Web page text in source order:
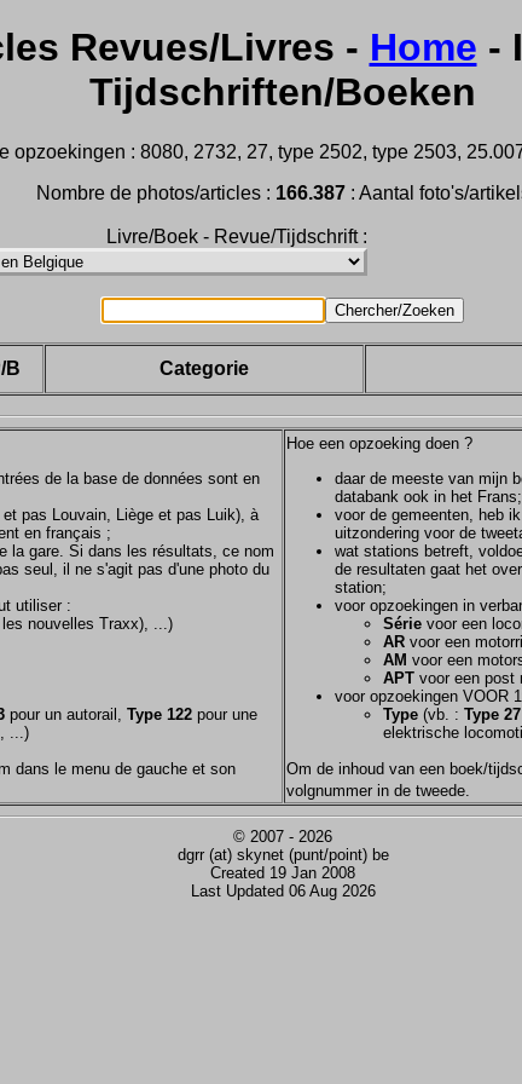
Revues/Livres - Home -
Tijdschriften/Boeken
opzoekingen : 8080, 2732, 27, type 2502, type 2503,
Nombre de photos/articles : 166.387: Aantal foto's/
Livre/Boek - Revue/Tijdschrift :
B Categorie
de la base de données sont en
pas Louvain, Liège et pas Luik), à
en français ;
la gare. Si dans les résultats, ce nom
seul, il ne s'agit pas d'une photo du
utiliser :
les nouvelles Traxx), ...)
pour un autorail, Type 122 pour une
...)
dans le menu de gauche et son
Hoe een opzoeking doen ?
daar de meeste van mijn
databank ook in het Frans;
voor de gemeenten, heb
uitzondering voor de
wat stations betreft,
de resultaten gaat het
station;
voor opzoekingen in
Série voor een
AR voor een
AM voor een
APT voor een post
voor opzoekingen VOOR
Type (vb. : Type 27
elektrische
Om de inhoud van een boek/
volgnummer in de tweede.
© 2007 - 2026
dgrr (at) skynet (punt/point) be
Created 19 Jan 2008
Last Updated 06 Aug 2026